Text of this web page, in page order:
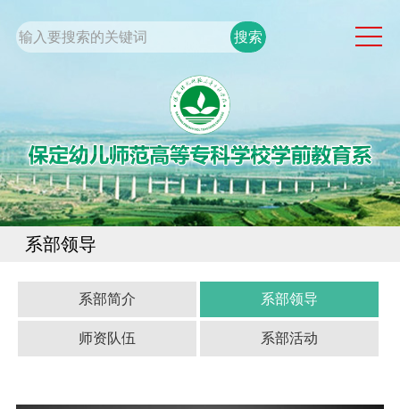
网站首页
通知公告
党团工作
专业建设
学生工作
系部领导
系部简介 系部领导
师资队伍 系部活动